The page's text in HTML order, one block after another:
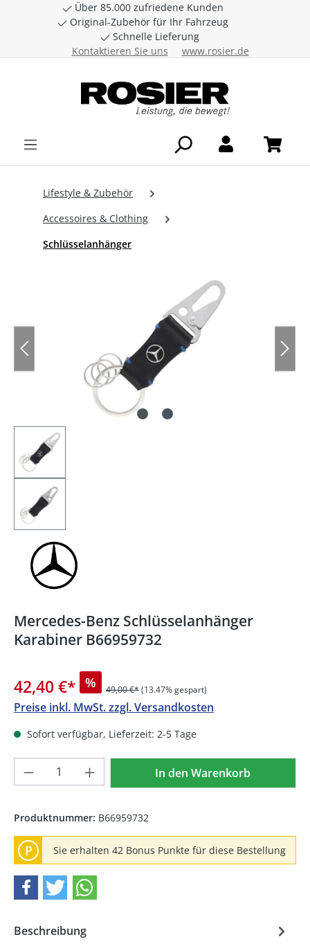
Zum Hauptinhalt springen
Über 85.000 zufriedene Kunden
Original-Zubehör für Ihr Fahrzeug
Schnelle Lieferung
Kontaktieren Sie uns
www.rosier.de
Lifestyle & Zubehör
Accessoires & Clothing
Schlüsselanhänger
Mercedes-Benz Schlüsselanhänger
Karabiner B66959732
42,40 €* % 49,00 €*(13.47% gespart)
Preise inkl. MwSt. zzgl. Versandkosten
Sofort verfügbar, Lieferzeit: 2-5 Tage
Produkt Anzahl: Gib denIn den Warenkorb
Produktnummer: B66959732
P Sie erhalten 42 Bonus Punkte für diese Bestellung
Beschreibung